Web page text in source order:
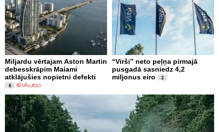
Miljardu vērtajam Aston Martin
debesskrāpim Maiami
atklājušies nopietni defekti
6
“Virši” neto peļņa pirmajā
pusgadā sasniedz 4,2
miljonus eiro
2